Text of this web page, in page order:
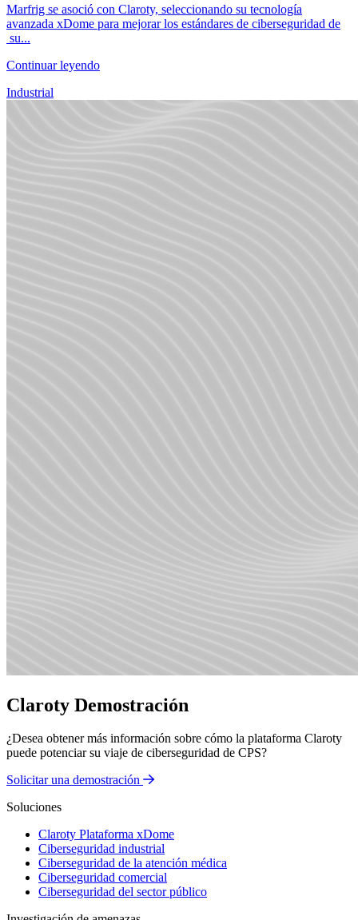
Marfrig se asoció con Claroty, seleccionando su tecnología
avanzada xDome para mejorar los estándares de ciberseguridad de
su...
Continuar leyendo
Industrial
Claroty Demostración
¿Desea obtener más información sobre cómo la plataforma Claroty
puede potenciar su viaje de ciberseguridad de CPS?
Solicitar una demostración
Soluciones
Claroty Plataforma xDome
Ciberseguridad industrial
Ciberseguridad de la atención médica
Ciberseguridad comercial
Ciberseguridad del sector público